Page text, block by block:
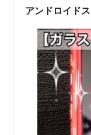
アンドロイド